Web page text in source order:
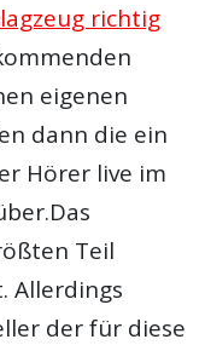
richtig
eigenen
dann die ein
Hörer live im
Teil
Allerdings
der für diese